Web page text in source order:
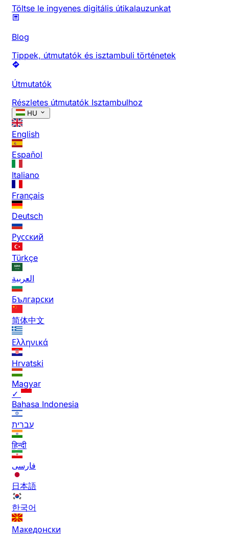
Töltse le ingyenes digitális útikalauzunkat
Blog
Tippek, útmutatók és isztambuli történetek
Útmutatók
Részletes útmutatók Isztambulhoz
HU
English
Español
Italiano
Français
Deutsch
Русский
Türkçe
العربية
Български
简体中文
Ελληνικά
Hrvatski
Magyar
✓
Bahasa Indonesia
עברית
हिन्दी
فارسی
日本語
한국어
Македонски